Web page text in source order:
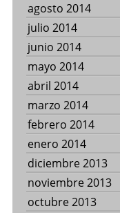
agosto 2014
julio 2014
junio 2014
mayo 2014
abril 2014
marzo 2014
febrero 2014
enero 2014
diciembre 2013
noviembre 2013
octubre 2013